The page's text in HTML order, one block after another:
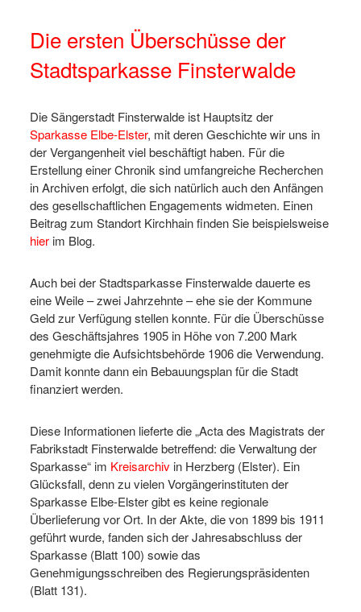
Die ersten Überschüsse der
Stadtsparkasse Finsterwalde
Die Sängerstadt Finsterwalde ist Hauptsitz der
Sparkasse Elbe-Elster, mit deren Geschichte wir uns in
der Vergangenheit viel beschäftigt haben. Für die
Erstellung einer Chronik sind umfangreiche Recherchen
in Archiven erfolgt, die sich natürlich auch den Anfängen
des gesellschaftlichen Engagements widmeten. Einen
Beitrag zum Standort Kirchhain finden Sie beispielsweise
hier im Blog.
Auch bei der Stadtsparkasse Finsterwalde dauerte es
eine Weile – zwei Jahrzehnte – ehe sie der Kommune
Geld zur Verfügung stellen konnte. Für die Überschüsse
des Geschäftsjahres 1905 in Höhe von 7.200 Mark
genehmigte die Aufsichtsbehörde 1906 die Verwendung.
Damit konnte dann ein Bebauungsplan für die Stadt
finanziert werden.
Diese Informationen lieferte die „Acta des Magistrats der
Fabrikstadt Finsterwalde betreffend: die Verwaltung der
Sparkasse“ im Kreisarchiv in Herzberg (Elster). Ein
Glücksfall, denn zu vielen Vorgängerinstituten der
Sparkasse Elbe-Elster gibt es keine regionale
Überlieferung vor Ort. In der Akte, die von 1899 bis 1911
geführt wurde, fanden sich der Jahresabschluss der
Sparkasse (Blatt 100) sowie das
Genehmigungsschreiben des Regierungspräsidenten
(Blatt 131).